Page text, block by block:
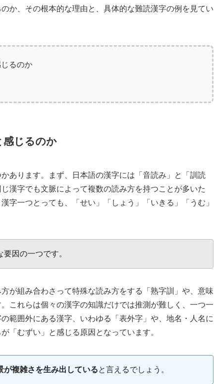
か、その根本的な理由と、具体的な難読漢字の例を見てい
るのか
感じるのか
あります。まず、日本語の漢字には「音読み」と「訓読
漢字でも文脈によって複数の読み方を持つことが多いた
字一つとっても、「せい」「しょう」「いきる」「うむ」
因の一つです。
が組み合わさって特殊な読み方をする「熟字訓」や、意味
これらは個々の漢字の知識だけでは推測が難しく、一つ一
範囲外にある漢字、いわゆる「表外字」や、地名・人名に
「むずい」と感じる原因となっています。
が複雑さを生み出していると言えるでしょう。